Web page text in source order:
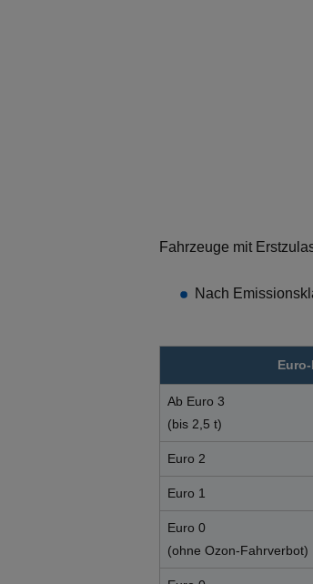
Fahrzeuge mit
Nach
Ab Euro 3
(bis 2,5 t)
Euro 2
Euro 1
Euro 0
(ohne Ozon-Fahrverbot)